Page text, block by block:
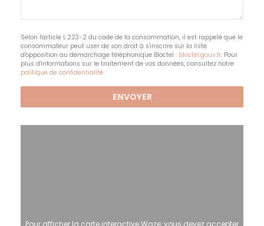
Selon l'article L.223-2 du code de la consommation, il est rappelé que le
consommateur peut user de son droit à s'inscrire sur la liste
d'opposition au démarchage téléphonique Bloctel : bloctel.gouv.fr. Pour
plus d'informations sur le traitement de vos données, consultez notre
politique de confidentialité.
Pour afficher la carte interactive Waze, vous devez accepter